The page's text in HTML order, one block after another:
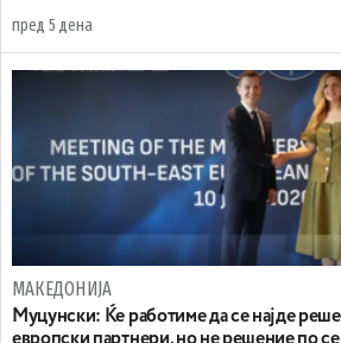
пред 5 дена
МАКЕДОНИЈА
Муцунски: Ќе работиме да се најде